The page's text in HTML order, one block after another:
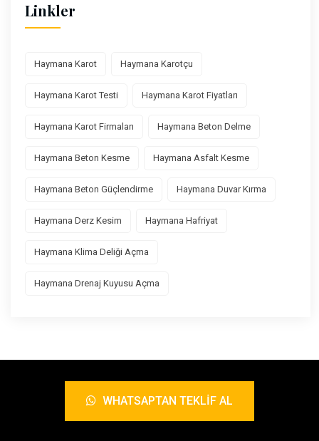
Linkler
Haymana Karot Haymana Karotçu
Haymana Karot Testi Haymana Karot Fiyatları
Haymana Karot Firmaları Haymana Beton Delme
Haymana Beton Kesme Haymana Asfalt Kesme
Haymana Beton Güçlendirme Haymana Duvar Kırma
Haymana Derz Kesim Haymana Hafriyat
Haymana Klima Deliği Açma
Haymana Drenaj Kuyusu Açma
WHATSAPTAN TEKLIF AL